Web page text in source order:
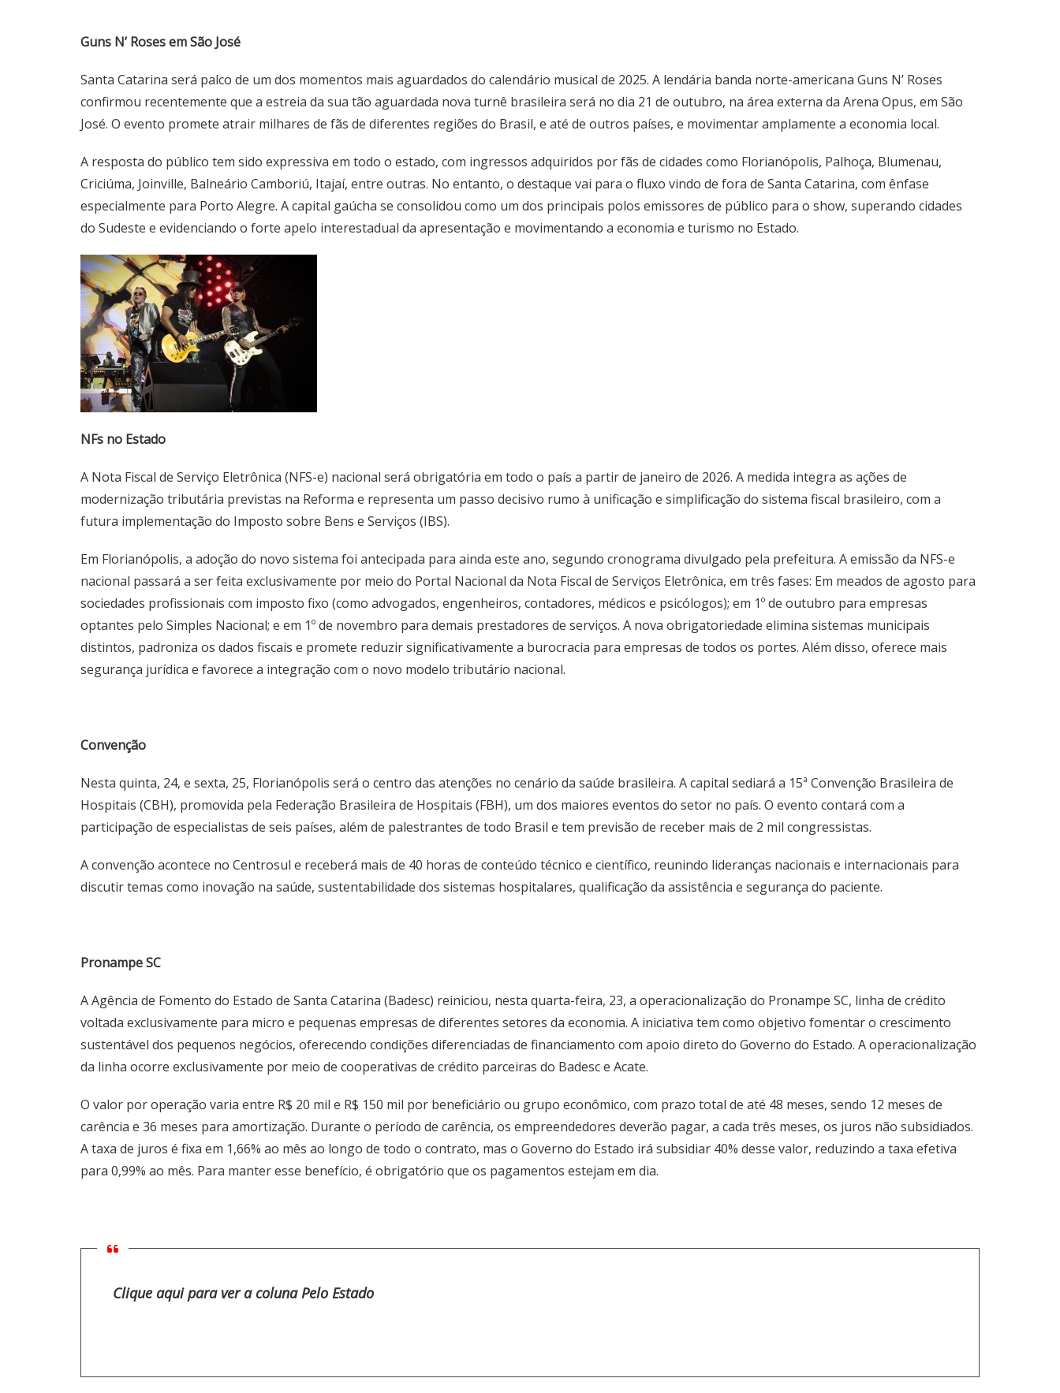
Guns N’ Roses em São José
Santa Catarina será palco de um dos momentos mais aguardados do calendário musical de 2025. A lendária banda norte-americana Guns N’ Roses
confirmou recentemente que a estreia da sua tão aguardada nova turnê brasileira será no dia 21 de outubro, na área externa da Arena Opus, em São
José. O evento promete atrair milhares de fãs de diferentes regiões do Brasil, e até de outros países, e movimentar amplamente a economia local.
A resposta do público tem sido expressiva em todo o estado, com ingressos adquiridos por fãs de cidades como Florianópolis, Palhoça, Blumenau,
Criciúma, Joinville, Balneário Camboriú, Itajaí, entre outras. No entanto, o destaque vai para o fluxo vindo de fora de Santa Catarina, com ênfase
especialmente para Porto Alegre. A capital gaúcha se consolidou como um dos principais polos emissores de público para o show, superando cidades
do Sudeste e evidenciando o forte apelo interestadual da apresentação e movimentando a economia e turismo no Estado.
NFs no Estado
A Nota Fiscal de Serviço Eletrônica (NFS-e) nacional será obrigatória em todo o país a partir de janeiro de 2026. A medida integra as ações de
modernização tributária previstas na Reforma e representa um passo decisivo rumo à unificação e simplificação do sistema fiscal brasileiro, com a
futura implementação do Imposto sobre Bens e Serviços (IBS).
Em Florianópolis, a adoção do novo sistema foi antecipada para ainda este ano, segundo cronograma divulgado pela prefeitura. A emissão da NFS-e
nacional passará a ser feita exclusivamente por meio do Portal Nacional da Nota Fiscal de Serviços Eletrônica, em três fases: Em meados de agosto para
sociedades profissionais com imposto fixo (como advogados, engenheiros, contadores, médicos e psicólogos); em 1º de outubro para empresas
optantes pelo Simples Nacional; e em 1º de novembro para demais prestadores de serviços. A nova obrigatoriedade elimina sistemas municipais
distintos, padroniza os dados fiscais e promete reduzir significativamente a burocracia para empresas de todos os portes. Além disso, oferece mais
segurança jurídica e favorece a integração com o novo modelo tributário nacional.
Convenção
Nesta quinta, 24, e sexta, 25, Florianópolis será o centro das atenções no cenário da saúde brasileira. A capital sediará a 15ª Convenção Brasileira de
Hospitais (CBH), promovida pela Federação Brasileira de Hospitais (FBH), um dos maiores eventos do setor no país. O evento contará com a
participação de especialistas de seis países, além de palestrantes de todo Brasil e tem previsão de receber mais de 2 mil congressistas.
A convenção acontece no Centrosul e receberá mais de 40 horas de conteúdo técnico e científico, reunindo lideranças nacionais e internacionais para
discutir temas como inovação na saúde, sustentabilidade dos sistemas hospitalares, qualificação da assistência e segurança do paciente.
Pronampe SC
A Agência de Fomento do Estado de Santa Catarina (Badesc) reiniciou, nesta quarta-feira, 23, a operacionalização do Pronampe SC, linha de crédito
voltada exclusivamente para micro e pequenas empresas de diferentes setores da economia. A iniciativa tem como objetivo fomentar o crescimento
sustentável dos pequenos negócios, oferecendo condições diferenciadas de financiamento com apoio direto do Governo do Estado. A operacionalização
da linha ocorre exclusivamente por meio de cooperativas de crédito parceiras do Badesc e Acate.
O valor por operação varia entre R$ 20 mil e R$ 150 mil por beneficiário ou grupo econômico, com prazo total de até 48 meses, sendo 12 meses de
carência e 36 meses para amortização. Durante o período de carência, os empreendedores deverão pagar, a cada três meses, os juros não subsidiados.
A taxa de juros é fixa em 1,66% ao mês ao longo de todo o contrato, mas o Governo do Estado irá subsidiar 40% desse valor, reduzindo a taxa efetiva
para 0,99% ao mês. Para manter esse benefício, é obrigatório que os pagamentos estejam em dia.
Clique aqui para ver a coluna Pelo Estado